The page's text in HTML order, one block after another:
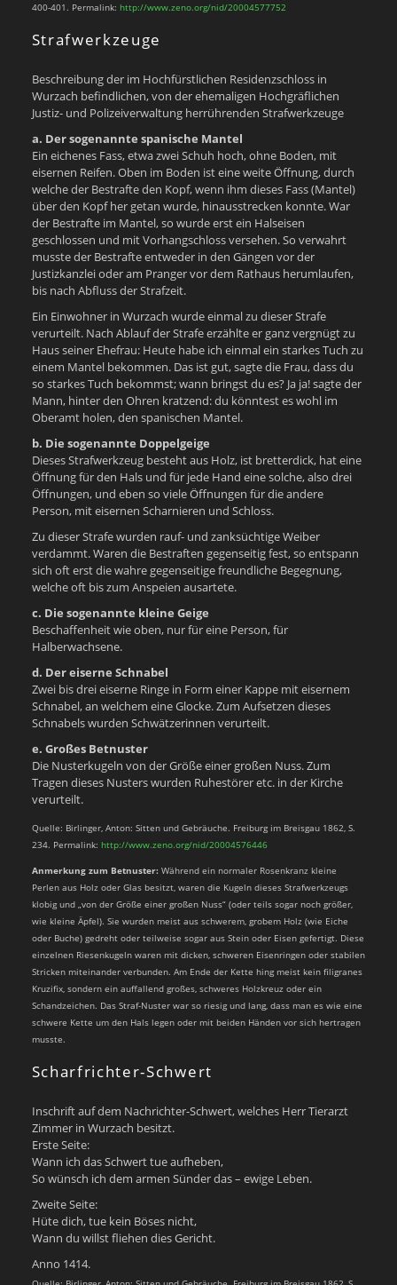
400-401. Permalink: http://www.zeno.org/nid/20004577752
Strafwerkzeuge
Beschreibung der im Hochfürstlichen Residenzschloss in
Wurzach befindlichen, von der ehemaligen Hochgräflichen
Justiz- und Polizeiverwaltung herrührenden Strafwerkzeuge
a. Der sogenannte spanische Mantel
Ein eichenes Fass, etwa zwei Schuh hoch, ohne Boden, mit
eisernen Reifen. Oben im Boden ist eine weite Öffnung, durch
welche der Bestrafte den Kopf, wenn ihm dieses Fass (Mantel)
über den Kopf her getan wurde, hinausstrecken konnte. War
der Bestrafte im Mantel, so wurde erst ein Halseisen
geschlossen und mit Vorhangschloss versehen. So verwahrt
musste der Bestrafte entweder in den Gängen vor der
Justizkanzlei oder am Pranger vor dem Rathaus herumlaufen,
bis nach Abfluss der Strafzeit.
Ein Einwohner in Wurzach wurde einmal zu dieser Strafe
verurteilt. Nach Ablauf der Strafe erzählte er ganz vergnügt zu
Haus seiner Ehefrau: Heute habe ich einmal ein starkes Tuch zu
einem Mantel bekommen. Das ist gut, sagte die Frau, dass du
so starkes Tuch bekommst; wann bringst du es? Ja ja! sagte der
Mann, hinter den Ohren kratzend: du könntest es wohl im
Oberamt holen, den spanischen Mantel.
b. Die sogenannte Doppelgeige
Dieses Strafwerkzeug besteht aus Holz, ist bretterdick, hat eine
Öffnung für den Hals und für jede Hand eine solche, also drei
Öffnungen, und eben so viele Öffnungen für die andere
Person, mit eisernen Scharnieren und Schloss.
Zu dieser Strafe wurden rauf- und zanksüchtige Weiber
verdammt. Waren die Bestraften gegenseitig fest, so entspann
sich oft erst die wahre gegenseitige freundliche Begegnung,
welche oft bis zum Anspeien ausartete.
c. Die sogenannte kleine Geige
Beschaffenheit wie oben, nur für eine Person, für
Halberwachsene.
d. Der eiserne Schnabel
Zwei bis drei eiserne Ringe in Form einer Kappe mit eisernem
Schnabel, an welchem eine Glocke. Zum Aufsetzen dieses
Schnabels wurden Schwätzerinnen verurteilt.
e. Großes Betnuster
Die Nusterkugeln von der Größe einer großen Nuss. Zum
Tragen dieses Nusters wurden Ruhestörer etc. in der Kirche
verurteilt.
Quelle: Birlinger, Anton: Sitten und Gebräuche. Freiburg im Breisgau 1862, S.
234. Permalink: http://www.zeno.org/nid/20004576446
Anmerkung zum Betnuster:Während ein normaler Rosenkranz kleine
Perlen aus Holz oder Glas besitzt, waren die Kugeln dieses Strafwerkzeugs
klobig und „von der Größe einer großen Nuss“ (oder teils sogar noch größer,
wie kleine Äpfel). Sie wurden meist aus schwerem, grobem Holz (wie Eiche
oder Buche) gedreht oder teilweise sogar aus Stein oder Eisen gefertigt. Diese
einzelnen Riesenkugeln waren mit dicken, schweren Eisenringen oder stabilen
Stricken miteinander verbunden. Am Ende der Kette hing meist kein filigranes
Kruzifix, sondern ein auffallend großes, schweres Holzkreuz oder ein
Schandzeichen. Das Straf-Nuster war so riesig und lang, dass man es wie eine
schwere Kette um den Hals legen oder mit beiden Händen vor sich hertragen
musste.
Scharfrichter-Schwert
Inschrift auf dem Nachrichter-Schwert, welches Herr Tierarzt
Zimmer in Wurzach besitzt.
Erste Seite:
Wann ich das Schwert tue aufheben,
So wünsch ich dem armen Sünder das – ewige Leben.
Zweite Seite:
Hüte dich, tue kein Böses nicht,
Wann du willst fliehen dies Gericht.
Anno 1414.